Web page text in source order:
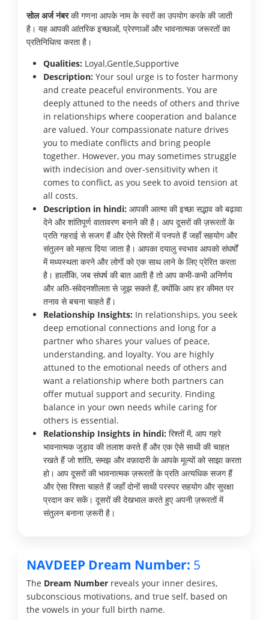
सोल अर्ज नंबरकी गणना आपके नाम के स्वरों का उपयोग करके की जाती
है। यह आपकी आंतरिक इच्छाओं, प्रेरणाओं और भावनात्मक जरूरतों का
प्रतिनिधित्व करता है।
Qualities: Loyal,Gentle,Supportive
Description: Your soul urge is to foster harmony
and create peaceful environments. You are
deeply attuned to the needs of others and thrive
in relationships where cooperation and balance
are valued. Your compassionate nature drives
you to mediate conflicts and bring people
together. However, you may sometimes struggle
with indecision and over-sensitivity when it
comes to conflict, as you seek to avoid tension at
all costs.
Description in hindi: आपकी आत्मा की इच्छा सद्भाव को बढ़ावा
देने और शांतिपूर्ण वातावरण बनाने की है। आप दूसरों की ज़रूरतों के
प्रति गहराई से सजग हैं और ऐसे रिश्तों में पनपते हैं जहाँ सहयोग और
संतुलन को महत्व दिया जाता है। आपका दयालु स्वभाव आपको संघर्षों
में मध्यस्थता करने और लोगों को एक साथ लाने के लिए प्रेरित करता
है। हालाँकि, जब संघर्ष की बात आती है तो आप कभी-कभी अनिर्णय
और अति-संवेदनशीलता से जूझ सकते हैं, क्योंकि आप हर कीमत पर
तनाव से बचना चाहते हैं।
Relationship Insights: In relationships, you seek
deep emotional connections and long for a
partner who shares your values of peace,
understanding, and loyalty. You are highly
attuned to the emotional needs of others and
want a relationship where both partners can
offer mutual support and security. Finding
balance in your own needs while caring for
others is essential.
Relationship Insights in hindi: रिश्तों में, आप गहरे
भावनात्मक जुड़ाव की तलाश करते हैं और एक ऐसे साथी की चाहत
रखते हैं जो शांति, समझ और वफ़ादारी के आपके मूल्यों को साझा करता
हो। आप दूसरों की भावनात्मक ज़रूरतों के प्रति अत्यधिक सजग हैं
और ऐसा रिश्ता चाहते हैं जहाँ दोनों साथी परस्पर सहयोग और सुरक्षा
प्रदान कर सकें। दूसरों की देखभाल करते हुए अपनी ज़रूरतों में
संतुलन बनाना ज़रूरी है।
NAVDEEP Dream Number: 5
The Dream Number reveals your inner desires,
subconscious motivations, and true self, based on
the vowels in your full birth name.